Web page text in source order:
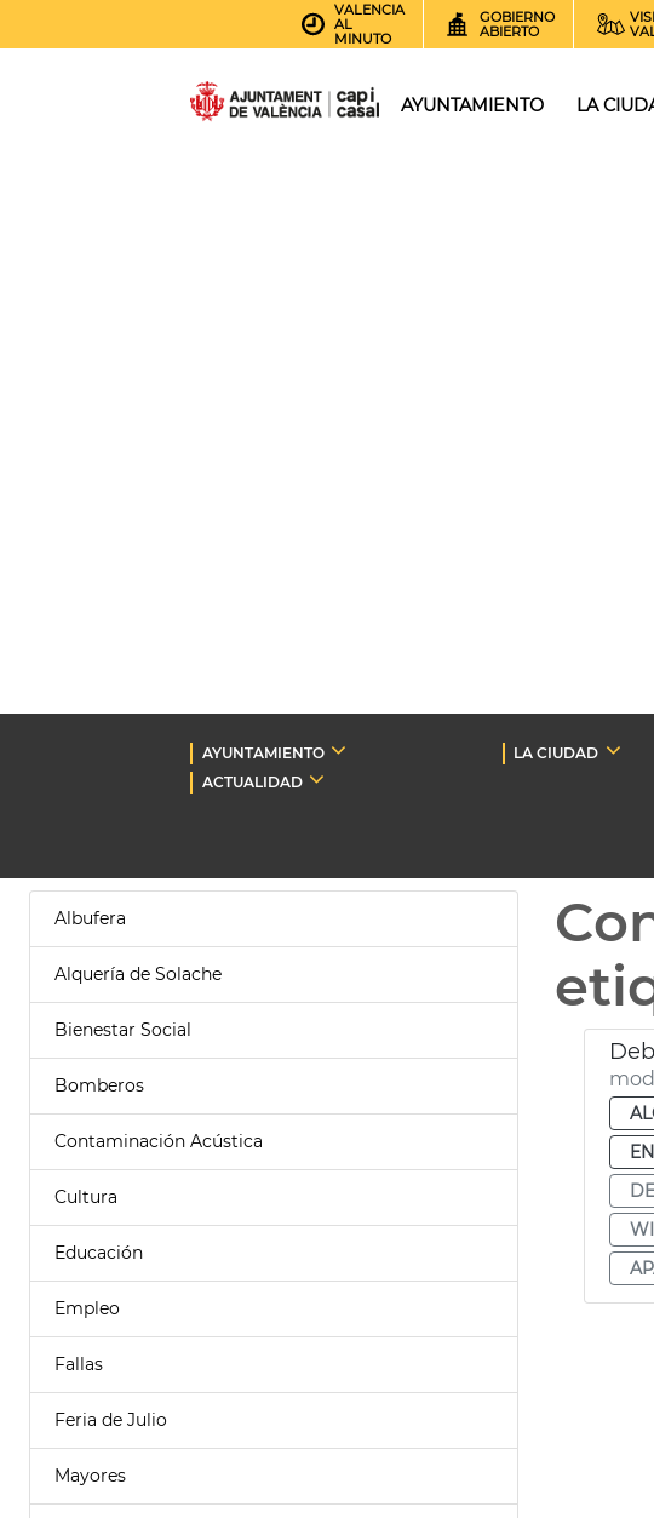
VALENCIA
AL
MINUTO
GOBIERNO
ABIERTO
AYUNTAMIENTO LA
AYUNTAMIENTO LA CIUDAD
ACTUALIDAD
Albufera
Alquería de Solache
Bienestar Social
Bomberos
Contaminación Acústica
Cultura
Educación
Empleo
Fallas
Feria de Julio
Mayores